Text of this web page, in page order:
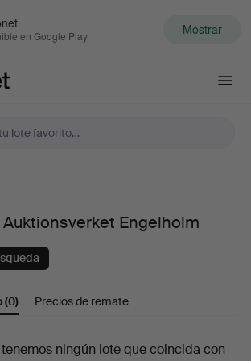
en Google Play Mostrar
Engelholm
(0) Precios de remate
ningún lote que coincida con